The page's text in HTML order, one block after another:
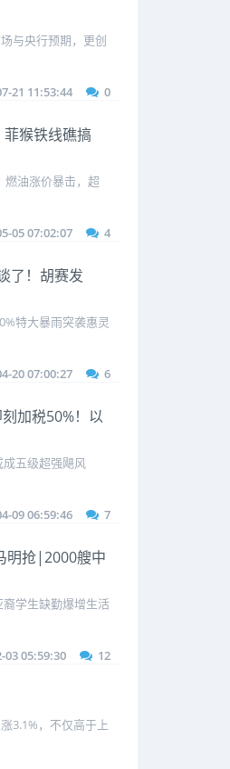
与央行预期，更创
21 11:53:44 0
猴铁线礁搞
燃油涨价暴击，超
05 07:02:07 4
了！胡赛发
特大暴雨突袭惠灵
20 07:00:27 6
加税50%！以
五级超强飓风
09 06:59:46 7
明抢|2000艘中
学生缺勤爆增生活
03 05:59:30 12
3.1%，不仅高于上